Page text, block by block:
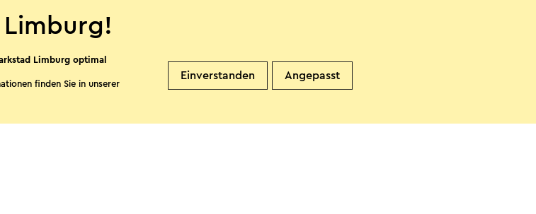
Landgraaf
Limburg!
Limburg optimal
finden Sie in unserer
Einverstanden Angepasst